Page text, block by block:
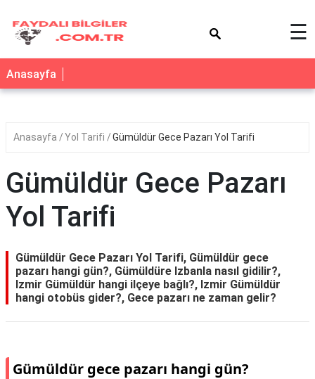
☰
Anasayfa
Anasayfa Yol Tarifi Gümüldür Gece Pazarı Yol Tarifi
Gümüldür Gece Pazarı
Yol Tarifi
Gümüldür Gece Pazarı Yol Tarifi, Gümüldür gece
pazarı hangi gün?, Gümüldüre Izbanla nasıl gidilir?,
Izmir Gümüldür hangi ilçeye bağlı?, Izmir Gümüldür
hangi otobüs gider?, Gece pazarı ne zaman gelir?
Gümüldür gece pazarı hangi gün?